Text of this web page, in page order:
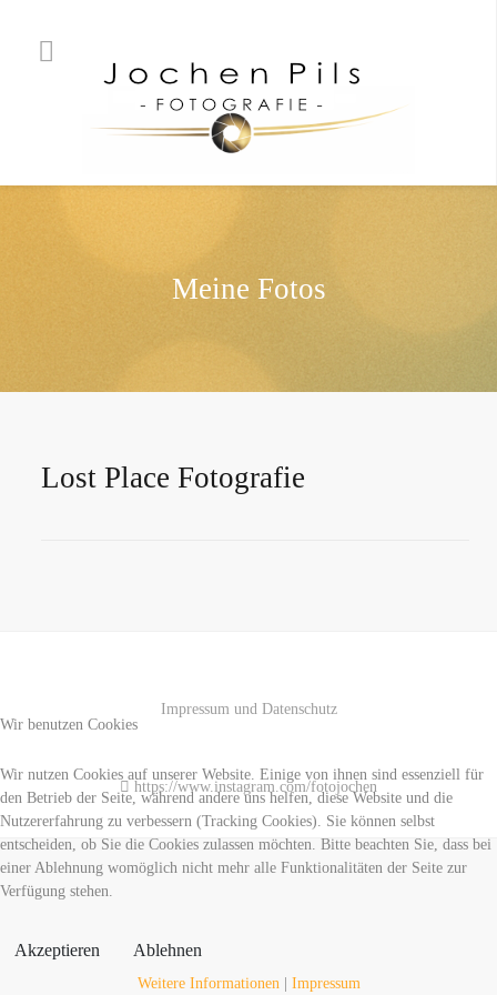
Meine Fotos
Lost Place Fotografie
Impressum und Datenschutz
https://www.instagram.com/fotojochen
Wir benutzen Cookies
Wir nutzen Cookies auf unserer Website. Einige von ihnen sind essenziell für
den Betrieb der Seite, während andere uns helfen, diese Website und die
Nutzererfahrung zu verbessern (Tracking Cookies). Sie können selbst
entscheiden, ob Sie die Cookies zulassen möchten. Bitte beachten Sie, dass bei
einer Ablehnung womöglich nicht mehr alle Funktionalitäten der Seite zur
Verfügung stehen.
Akzeptieren Ablehnen
Weitere Informationen | Impressum